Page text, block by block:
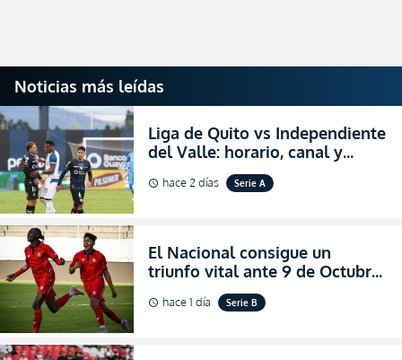
Noticias más leídas
Liga de Quito vs Independiente
del Valle: horario, canal y
dónde ver EN VIVO el
partidazo por la fecha 24 de la
schedule hace 2 días Serie A
El Nacional consigue un
triunfo vital ante 9 de Octubre
para encender la fe en la
salvación
schedule hace 1 día Serie B